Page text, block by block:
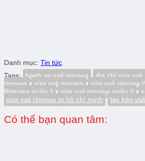
Danh mục: Tin tức
Tags: bánh xe vali rimowa địa chỉ sửa vali
rimowa
sửa vali rimowa sửa vali rimowa
Rimowa quận 1
sửa vali rimowa quận 2
sửa vali rimowa tp hồ chí minh
tay kéo
Có thể bạn quan tâm: